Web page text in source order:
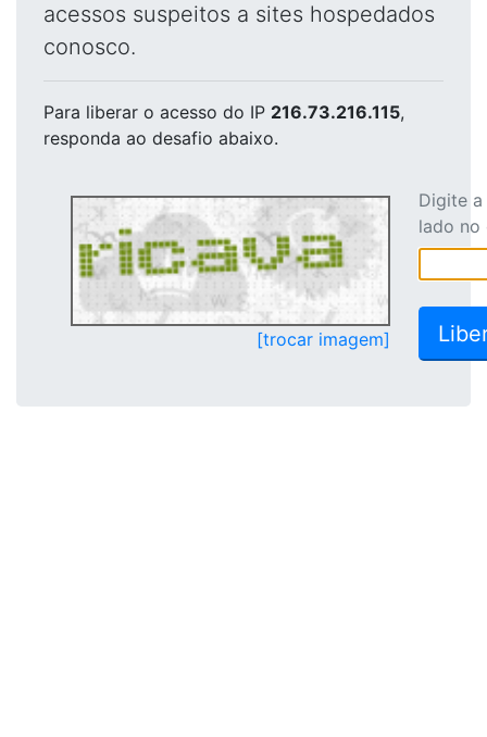
acessos suspeitos a sites hospedados
conosco.
Para liberar o acesso do IP 216.73.216.115,
responda ao desafio abaixo.
[trocar imagem]
Digite
lado no